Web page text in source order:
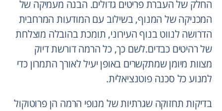
החלק של העברת פריטים גדולים. הבנה מעמיקה של
המכניקה של המנוף, בשילוב עם המודעות המרחבית
הדרושה לנווט בנוף העירוני, תומכת בהובלה מוצלחת
של רהיטים כבדים.לשם כך, כל הרמה דורשת דיוק
מצוות מיומן שמתקשרים באופן יעיל לאורך התמרון כדי
למנוע כל סכנה פוטנציאלית.
בדיקות תחזוקה שגרתיות של מנופי הרמה הן פרוטוקול